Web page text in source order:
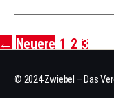
der
Neuere 1 2 3
© 2024 Zwiebel – Das